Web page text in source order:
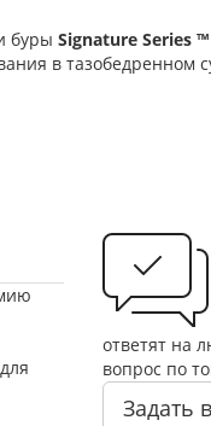
буры Signature Series ™
в тазобедренном
ответят на
вопрос по
Задать